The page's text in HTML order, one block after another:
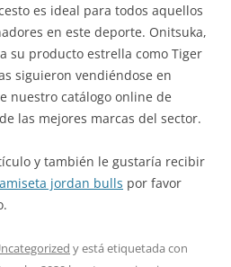
es ideal para todos aquellos
en este deporte. Onitsuka,
su producto estrella como Tiger
siguieron vendiéndose en
nuestro catálogo online de
las mejores marcas del sector.
y también le gustaría recibir
jordan bulls por favor
y está etiquetada con